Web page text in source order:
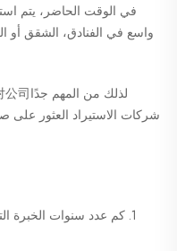
في الوقت الحاضر، يتم
واسع في الفنادق، الشقق أو
شركات الاستيراد العثور
1. كم عدد سنوات الخبرة